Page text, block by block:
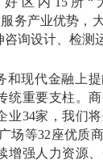
服务产业优势，
询设计、检测
和现代金融上
统重要支柱。
业34家，我们
场等32座优质
增强人力资源